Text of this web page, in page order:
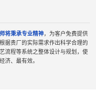
将秉承专业精神，为客户免费提供
据贵厂的实际需求作出科学合理的
流程等系统之整体设计与规划，使
济、最有效。